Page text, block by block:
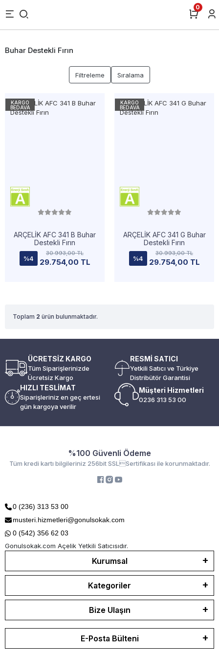
0
Buhar Destekli Fırın
Filtreleme Sıralama
KARGO
BEDAVA
ARÇELİK AFC 341 B Buhar
Destekli Fırın
%4
30.993,00 TL
29.754,00 TL
KARGO
BEDAVA
ARÇELİK AFC 341 G Buhar
Destekli Fırın
%4
30.993,00 TL
29.754,00 TL
Toplam 2 ürün bulunmaktadır.
ÜCRETSİZ KARGO
Tüm Siparişlerinizde
Ücretsiz Kargo
RESMİ SATICI
Yetkili Satıcı ve Türkiye
Distribütör Garantisi
HIZLI TESLİMAT
Siparişleriniz en geç ertesi
gün kargoya verilir
Müşteri Hizmetleri
0236 313 53 00
%100 Güvenli Ödeme
Tüm kredi kartı bilgileriniz 256bit SSLSertifikası ile korunmaktadır.
0 (236) 313 53 00
musteri.hizmetleri@gonulsokak.com
0 (542) 356 62 03
Gonulsokak.com Açelik Yetkili Satıcısıdır.
Kurumsal
Kategoriler
Bize Ulaşın
E-Posta Bülteni